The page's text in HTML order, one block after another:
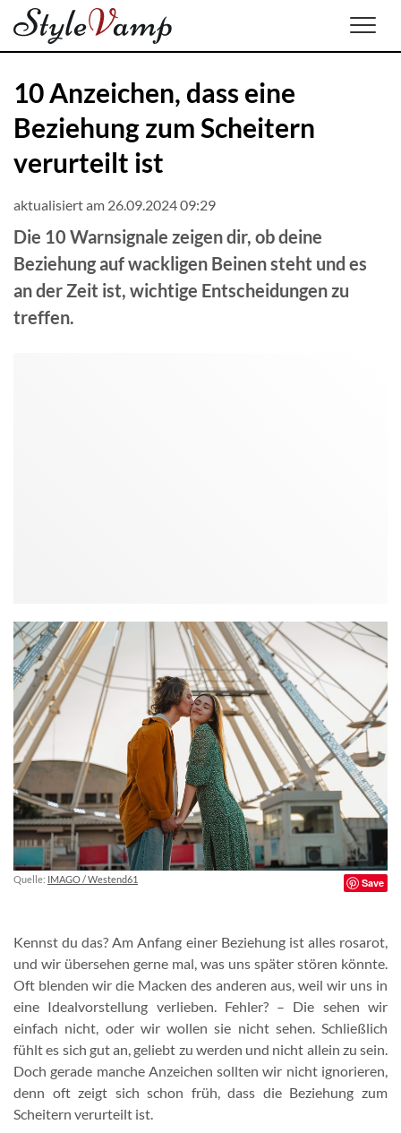
10 Anzeichen, dass eine
Beziehung zum Scheitern
verurteilt ist
aktualisiert am 26.09.2024 09:29
Die 10 Warnsignale zeigen dir, ob deine
Beziehung auf wackligen Beinen steht und es
an der Zeit ist, wichtige Entscheidungen zu
treffen.
Quelle: IMAGO / Westend61 Save
Kennst du das? Am Anfang einer Beziehung ist alles rosarot,
und wir übersehen gerne mal, was uns später stören könnte.
Oft blenden wir die Macken des anderen aus, weil wir uns in
eine Idealvorstellung verlieben. Fehler? – Die sehen wir
einfach nicht, oder wir wollen sie nicht sehen. Schließlich
fühlt es sich gut an, geliebt zu werden und nicht allein zu sein.
Doch gerade manche Anzeichen sollten wir nicht ignorieren,
denn oft zeigt sich schon früh, dass die Beziehung zum
Scheitern verurteilt ist.